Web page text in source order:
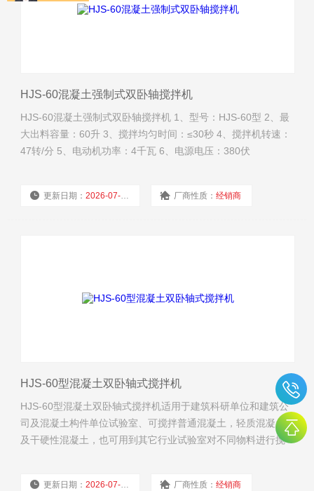
HJS-60混凝土强制式双卧轴搅拌机
HJS-60混凝土强制式双卧轴搅拌机 1、型号：HJS-60型 2、最
大出料容量：60升 3、搅拌均匀时间：≤30秒 4、搅拌机转速：
47转/分 5、电动机功率：4千瓦 6、电源电压：380伏
更新日期：2026-07-16 厂商性质：经销商
HJS-60型混凝土双卧轴式搅拌机
HJS-60型混凝土双卧轴式搅拌机适用于建筑科研单位和建筑公
司及混凝土构件单位试验室、可搅拌普通混凝土，轻质混凝土
及干硬性混凝土，也可用到其它行业试验室对不同物料进行搅
更新日期：2026-07-16 厂商性质：经销商